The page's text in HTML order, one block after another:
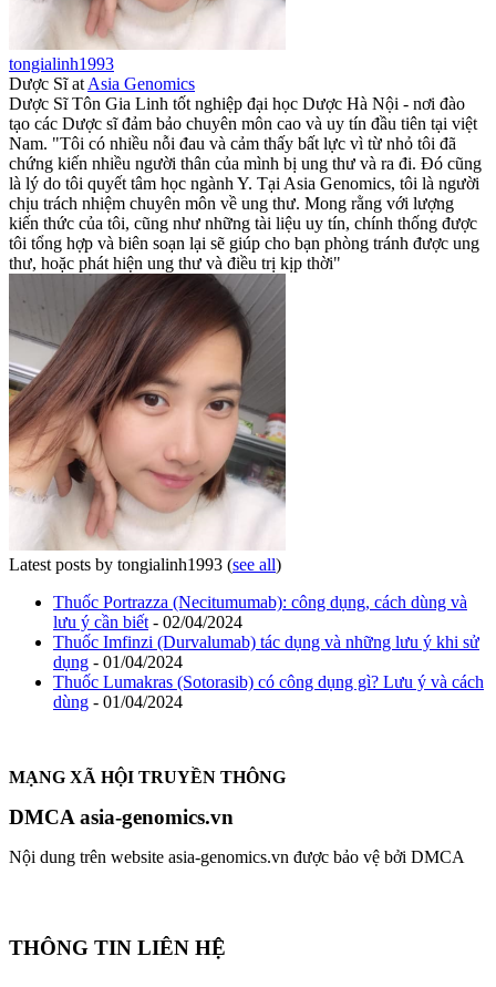
tongialinh1993
Dược Sĩat Asia Genomics
Dược Sĩ Tôn Gia Linh tốt nghiệp đại học Dược Hà Nội - nơi đào
tạo các Dược sĩ đảm bảo chuyên môn cao và uy tín đầu tiên tại việt
Nam. "Tôi có nhiều nỗi đau và cảm thấy bất lực vì từ nhỏ tôi đã
chứng kiến nhiều người thân của mình bị ung thư và ra đi. Đó cũng
là lý do tôi quyết tâm học ngành Y. Tại Asia Genomics, tôi là người
chịu trách nhiệm chuyên môn về ung thư. Mong rằng với lượng
kiến thức của tôi, cũng như những tài liệu uy tín, chính thống được
tôi tổng hợp và biên soạn lại sẽ giúp cho bạn phòng tránh được ung
thư, hoặc phát hiện ung thư và điều trị kịp thời"
Latest posts by tongialinh1993 (see all)
Thuốc Portrazza (Necitumumab): công dụng, cách dùng và
lưu ý cần biết - 02/04/2024
Thuốc Imfinzi (Durvalumab) tác dụng và những lưu ý khi sử
dụng - 01/04/2024
Thuốc Lumakras (Sotorasib) có công dụng gì? Lưu ý và cách
dùng - 01/04/2024
MẠNG XÃ HỘI TRUYỀN THÔNG
DMCA asia-genomics.vn
Nội dung trên website asia-genomics.vn được bảo vệ bởi DMCA
THÔNG TIN LIÊN HỆ